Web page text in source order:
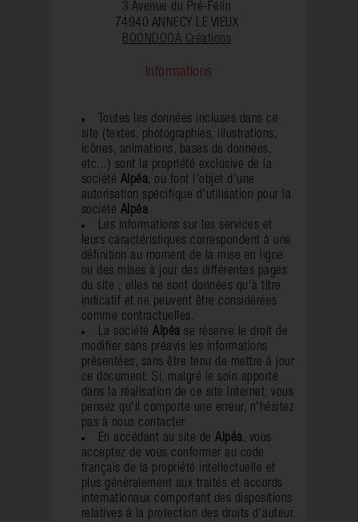
3 Avenue du Pré-Félin
74940 ANNECY LE VIEUX
BOONDOOA Créations
Informations
Toutes les données incluses dans ce
site (textes, photographies, illustrations,
icônes, animations, bases de données,
etc...) sont la propriété exclusive de la
société Alpéa, ou font l'objet d'une
autorisation spécifique d'utilisation pour la
société Alpéa
Les informations sur les services et
leurs caractéristiques correspondent à une
définition au moment de la mise en ligne
ou des mises à jour des différentes pages
du site ; elles ne sont données qu'à titre
indicatif et ne peuvent être considérées
comme contractuelles.
La sociétéAlpéa se réserve le droit de
modifier sans préavis les informations
présentées, sans être tenu de mettre à jour
ce document. Si, malgré le soin apporté
dans la réalisation de ce site Internet, vous
pensez qu'il comporte une erreur, n'hésitez
pas à nous contacter
En accédant au site deAlpéa, vous
acceptez de vous conformer au code
français de la propriété intellectuelle et
plus généralement aux traités et accords
internationaux comportant des dispositions
relatives à la protection des droits d'auteur.